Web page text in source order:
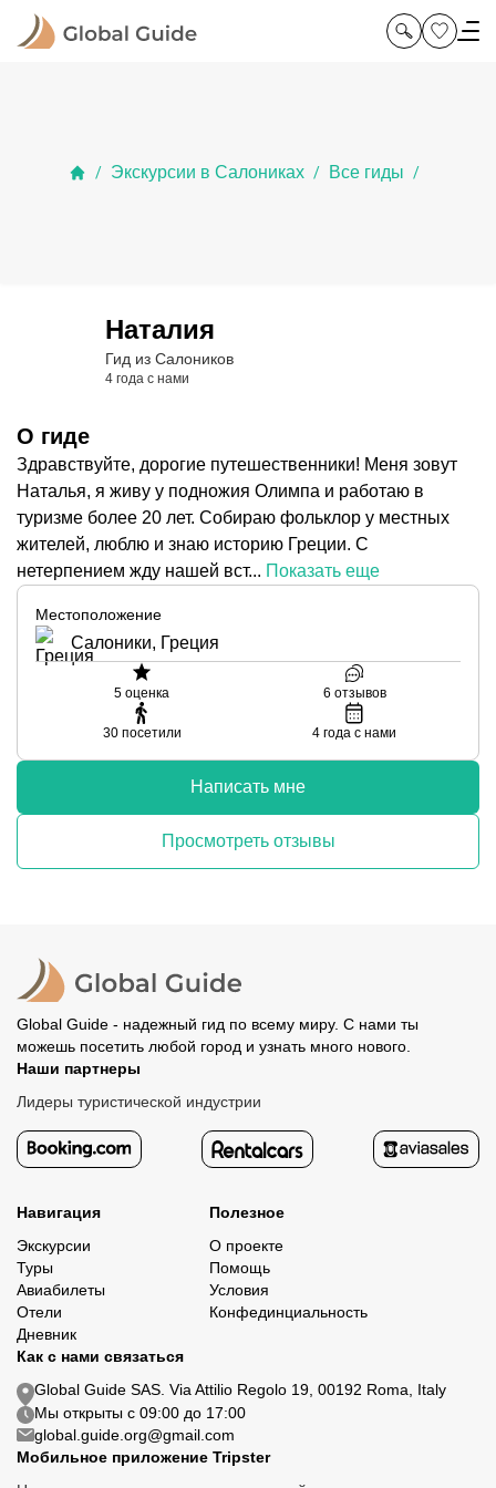
/ Экскурсии в Салониках / Все гиды /
Наталия
Гид из Салоников
4 года с нами
О гиде
Здравствуйте, дорогие путешественники! Меня зовут
Наталья, я живу у подножия Олимпа и работаю в
туризме более 20 лет. Собираю фольклор у местных
жителей, люблю и знаю историю Греции. С
нетерпением жду нашей вст... Показать еще
Местоположение
Салоники, Греция
5 оценка 6 отзывов
30 посетили 4 года с нами
Написать мне
Просмотреть отзывы
Global Guide - надежный гид по всему миру. С нами ты
можешь посетить любой город и узнать много нового.
Наши партнеры
Лидеры туристической индустрии
Навигация
Экскурсии
Туры
Авиабилеты
Отели
Дневник
Полезное
О проекте
Помощь
Условия
Конфединциальность
Как с нами связаться
Global Guide SAS. Via Attilio Regolo 19, 00192 Roma, Italy
Мы открыты с 09:00 до 17:00
global.guide.org@gmail.com
Мобильное приложение Tripster